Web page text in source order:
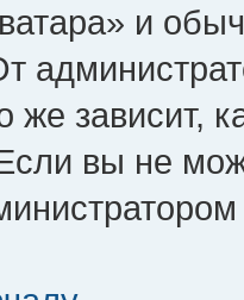
и
же зависит,
вы не